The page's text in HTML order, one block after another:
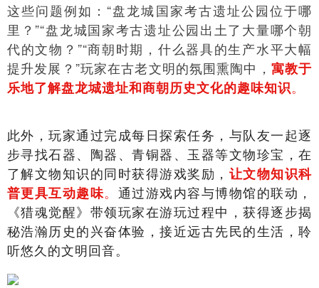
这些问题例如：“盘龙城国家考古遗址公园位于哪
里？”“盘龙城国家考古遗址公园出土了大量哪个朝
代的文物？”“商朝时期，什么器具的生产水平大幅
提升发展？”玩家在古老文明的氛围熏陶中， 寓教于
乐地了解盘龙城遗址和商朝历史文化的趣味知识。
此外，玩家通过完成每日探索任务，与队友一起逐
步寻找石器、陶器、青铜器、玉器等文物珍宝，在
了解文物知识的同时获得游戏奖励， 让文物知识科
普更具互动趣味。 通过游戏内容与博物馆的联动，
《猎魂觉醒》带领玩家在游玩过程中，获得逐步揭
秘浩瀚历史的兴奋体验，接近远古先民的生活，聆
听悠久的文明回音。